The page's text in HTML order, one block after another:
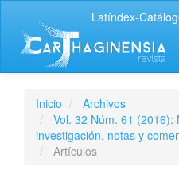
Latíndex-
Inicio
Archivos
Vol. 32 Núm. 61
investigación, notas y
Artículos